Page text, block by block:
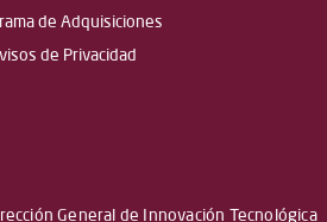
de Adquisiciones
de Privacidad
General de Innovación Tecnológica